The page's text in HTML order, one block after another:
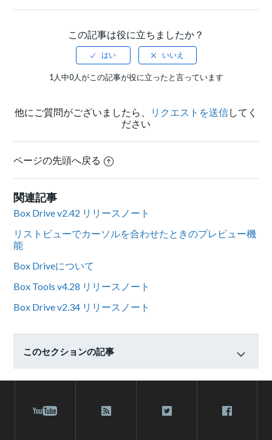
この記事は役に立ちましたか？
1人中0人がこの記事が役に立ったと言っています
他にご質問がございましたら、 リクエストを送信してく
ださい
ページの先頭へ戻る
関連記事
Box Drive v2.42 リリースノート
リストビューでカーソルを合わせたときのプレビュー機
能
Box Driveについて
Box Tools v4.28 リリースノート
Box Drive v2.34 リリースノート
このセクションの記事